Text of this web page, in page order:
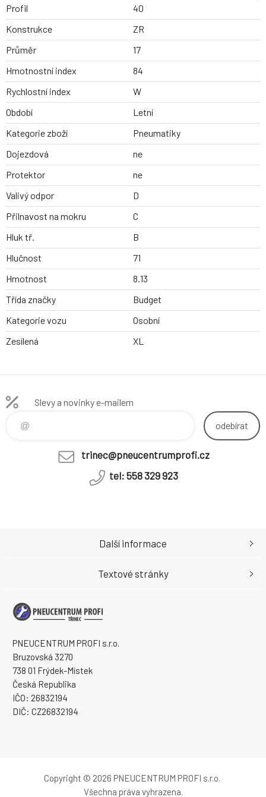
Profil
40
Konstrukce
ZR
Průměr
17
Hmotnostní index
84
Rychlostní index
W
Období
Letní
Kategorie zboží
Pneumatiky
Dojezdová
ne
Protektor
ne
Valivý odpor
D
Přilnavost na mokru
C
Hluk tř.
B
Hlučnost
71
Hmotnost
8.13
Třída značky
Budget
Kategorie vozu
Osobní
Zesílená
XL
Slevy a novinky e-mailem
odebírat
trinec@pneucentrumprofi.cz
tel: 558 329 923
PNEUCENTRUM PROFI s.r.o.
Bruzovská 3270
738 01 Frýdek-Místek
Česká Republika
IČO: 26832194
DIČ: CZ26832194
Další informace
Textové stránky
Copyright © 2026 PNEUCENTRUM PROFI s.r.o.
Všechna práva vyhrazena.